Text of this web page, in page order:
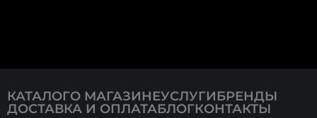
КАТАЛОГО МАГАЗИНЕУСЛУГИБРЕНДЫ
ДОСТАВКА И ОПЛАТАБЛОГКОНТАКТЫ